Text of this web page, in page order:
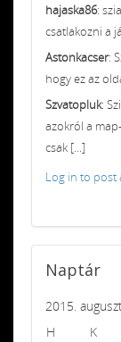
hajaska86:
csatlakozni a
Astonkacser:
hogy ez az
Szvatopluk:
azokról a
csak [...]
Log in to post
Naptár
2015.
H
K